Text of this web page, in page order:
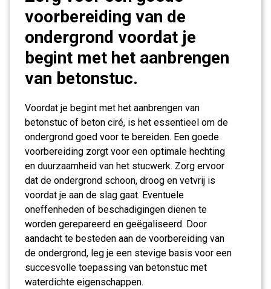
voorbereiding van de
ondergrond voordat je
begint met het aanbrengen
van betonstuc.
Voordat je begint met het aanbrengen van
betonstuc of beton ciré, is het essentieel om de
ondergrond goed voor te bereiden. Een goede
voorbereiding zorgt voor een optimale hechting
en duurzaamheid van het stucwerk. Zorg ervoor
dat de ondergrond schoon, droog en vetvrij is
voordat je aan de slag gaat. Eventuele
oneffenheden of beschadigingen dienen te
worden gerepareerd en geëgaliseerd. Door
aandacht te besteden aan de voorbereiding van
de ondergrond, leg je een stevige basis voor een
succesvolle toepassing van betonstuc met
waterdichte eigenschappen.